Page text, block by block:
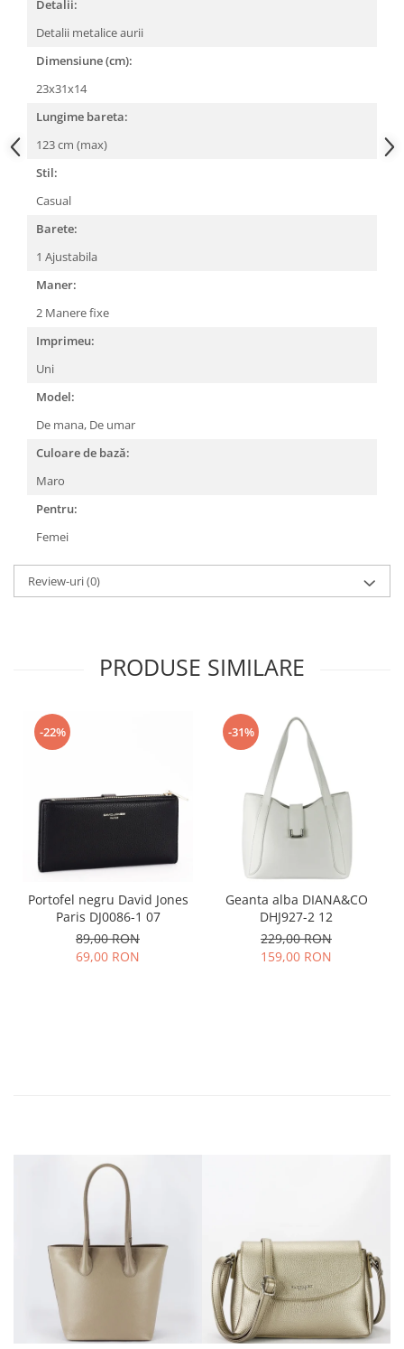
Detalii:
Detalii metalice aurii
Dimensiune (cm):
23x31x14
Lungime bareta:
123 cm (max)
Stil:
Casual
Barete:
1 Ajustabila
Maner:
2 Manere fixe
Imprimeu:
Uni
Model:
De mana, De umar
Culoare de bază:
Maro
Pentru:
Femei
Review-uri(0)
PRODUSE SIMILARE
-22%
Portofel negru David Jones
Paris DJ0086-1 07
89,00 RON
69,00 RON
-31%
Geanta alba DIANA&CO
DHJ927-2 12
229,00 RON
159,00 RON